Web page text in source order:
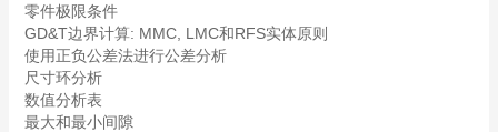
零件极限条件
GD&T边界计算: MMC, LMC和RFS实体原则
使用正负公差法进行公差分析
尺寸环分析
数值分析表
最大和最小间隙